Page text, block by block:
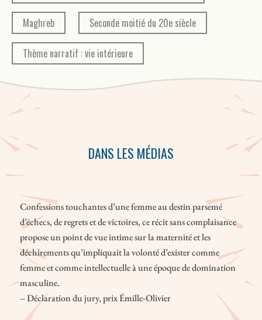
Maghreb Seconde moitié du 20e siècle
Thème narratif : vie intérieure
DANS LES MÉDIAS
Confessions touchantes d’une femme au destin parsemé
d’échecs, de regrets et de victoires, ce récit sans complaisance
propose un point de vue intime sur la maternité et les
déchirements qu’impliquait la volonté d’exister comme
femme et comme intellectuelle à une époque de domination
masculine.
– Déclaration du jury, prix Émille-Olivier